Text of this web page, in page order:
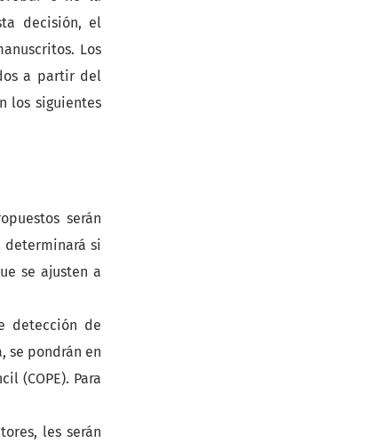
decisión, el
Los
a partir del
los siguientes
serán
si
se ajusten a
detección de
se pondrán en
(COPE). Para
les serán